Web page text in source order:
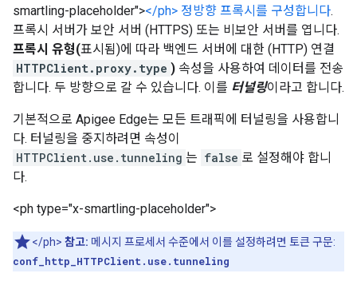
smartling-placeholder"></ph> 정방향 프록시를 구성합니다.
프록시 서버가 보안 서버 (HTTPS) 또는 비보안 서버를 엽니다.
프록시 유형(표시됨)에 따라 백엔드 서버에 대한 (HTTP) 연결
HTTPClient.proxy.type ) 속성을 사용하여 데이터를 전송
합니다. 두 방향으로 갈 수 있습니다. 이를 터널링이라고 합니다.
기본적으로 Apigee Edge는 모든 트래픽에 터널링을 사용합니
다. 터널링을 중지하려면 속성이
HTTPClient.use.tunneling 는 false 로 설정해야 합니
다.
<ph type="x-smartling-placeholder">
</ph> 참고: 메시지 프로세서 수준에서 이를 설정하려면 토큰 구문:
conf_http_HTTPClient.use.tunneling